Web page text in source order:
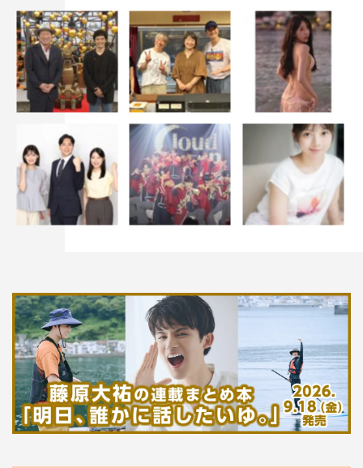
かかりました。でも髪型や衣装を作り込むことでキャラク
ターを作る助けになってくれると思うし、パッと見ただけ
で雅だと分かる感じになってくれればと思っています。こ
こまでやったからには、もう気合い入れてやるしかないで
すね（笑）。
ドラマ版『極主夫道』では、雅と龍さんのいた組のことや
極道内でのやり取りも描かれていきます。おそらく龍さん
の家庭内での出来事とは違った角度になるし、極道たちの
中で生み出される笑いもあるので楽しみです。出演に際し
て瑠東監督とお話させていただいたですが、この作品に対
っているのが目上の人、組長とかにどんな感じでツッコむ
かですね。実生活で目上の人にタメ口で話すことはまずあ
りませんし（笑）。一応、雅は極道でもあるわけだから、
そのあたりのリアリティをどうやって持たせていこうか考
えています。
龍さんはあまり多くを語らず、大事なことは背中で語る感